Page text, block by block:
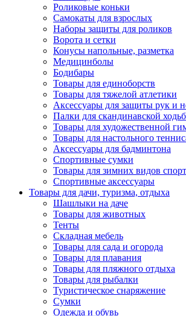
Роликовые коньки
Самокаты для взрослых
Наборы защиты для роликов
Ворота и сетки
Конусы напольные, разметка
Медицинболы
Бодибары
Товары для единоборств
Товары для тяжелой атлетики
Аксессуары для защиты рук и
Палки для скандинавской
Товары для художественной
Товары для настольного
Аксессуары для бадминтона
Спортивные сумки
Товары для зимних видов
Спортивные аксессуары
Товары для дачи, туризма, отдыха
Шашлыки на даче
Товары для животных
Тенты
Складная мебель
Товары для сада и огорода
Товары для плавания
Товары для пляжного отдыха
Товары для рыбалки
Туристическое снаряжение
Сумки
Одежда и обувь